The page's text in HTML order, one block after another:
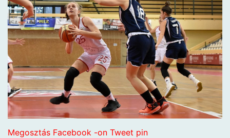
Megosztás Facebook -on Tweet pin